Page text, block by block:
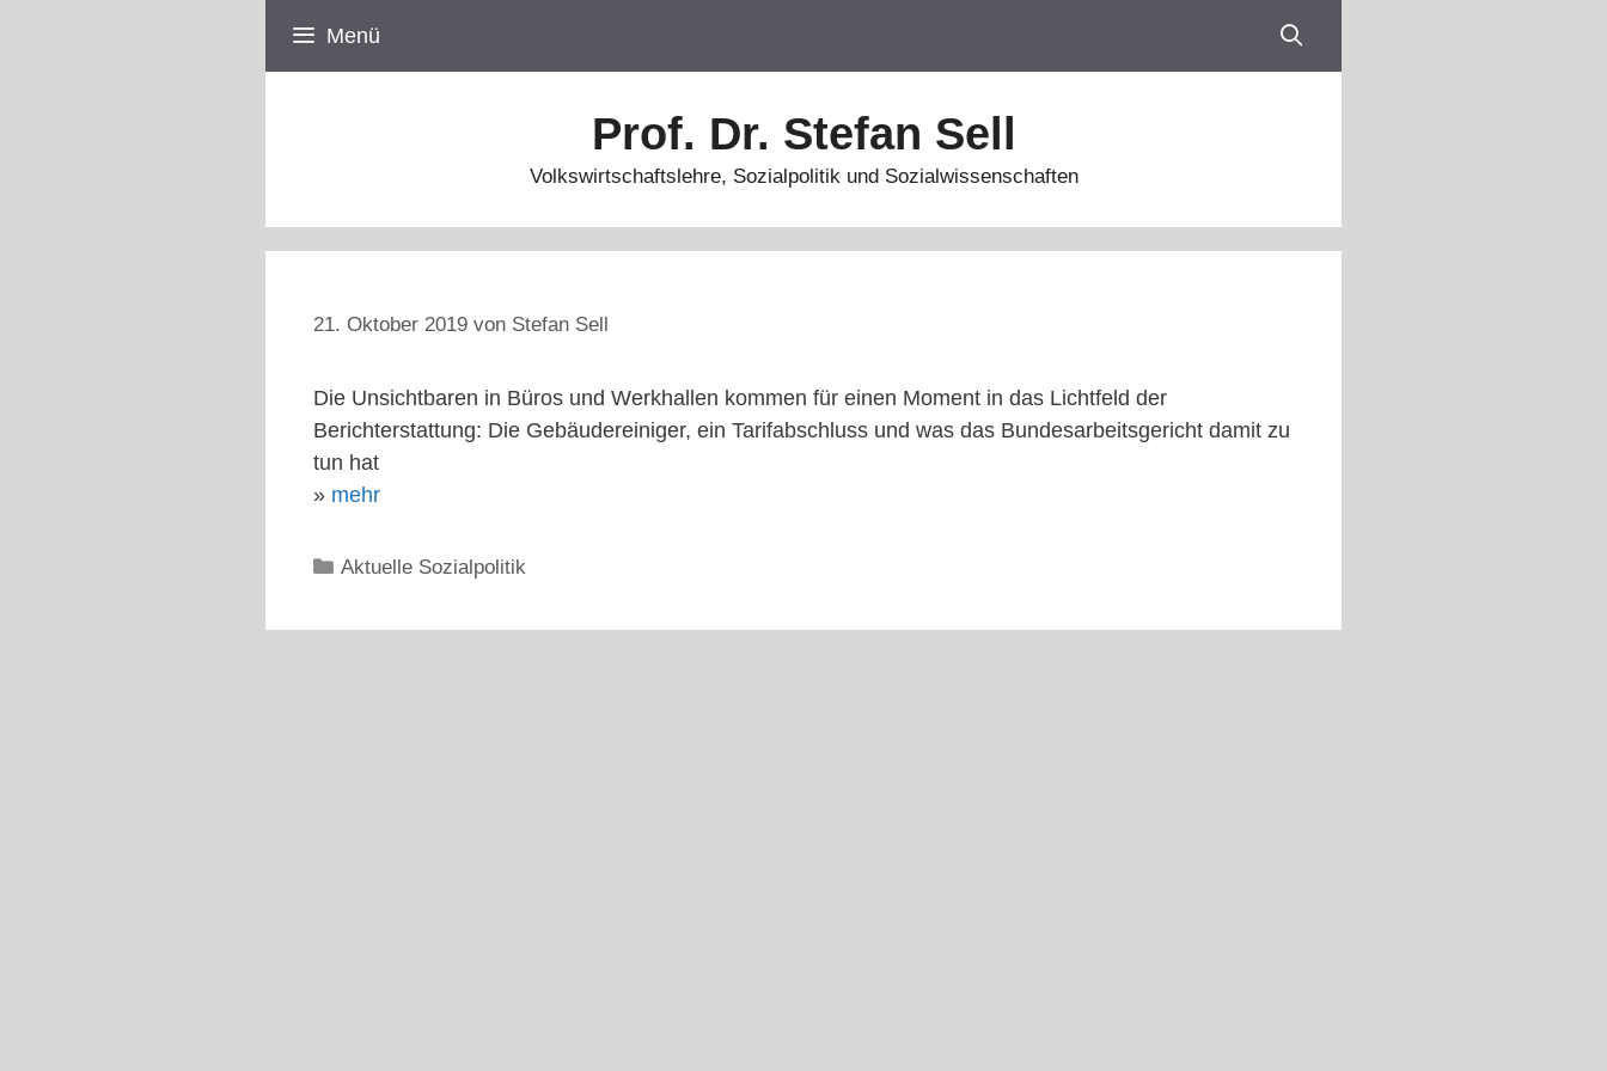
Menü
Prof. Dr. Stefan Sell
Volkswirtschaftslehre, Sozialpolitik und Sozialwissenschaften
21. Oktober 2019 von Stefan Sell
Die Unsichtbaren in Büros und Werkhallen kommen für einen Moment in das Lichtfeld der
Berichterstattung: Die Gebäudereiniger, ein Tarifabschluss und was das Bundesarbeitsgericht damit zu
tun hat
» mehr
Kategorien
Aktuelle Sozialpolitik